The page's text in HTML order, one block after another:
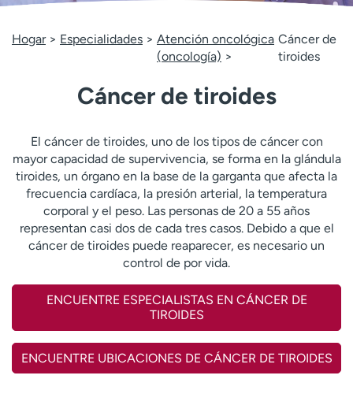
Ready. Set. CO.
Ensayos clínicos
Empleados
Profesionales
Asistencia financiera
Contáctenos Noticias e historias
y
ú
m
o
n
Hogar Especialidades
Atención oncológica
(oncología)
Cáncer de
tiroides
Cáncer de tiroides
El cáncer de tiroides, uno de los tipos de cáncer con
mayor capacidad de supervivencia, se forma en la glándula
tiroides, un órgano en la base de la garganta que afecta la
frecuencia cardíaca, la presión arterial, la temperatura
corporal y el peso. Las personas de 20 a 55 años
representan casi dos de cada tres casos. Debido a que el
cáncer de tiroides puede reaparecer, es necesario un
control de por vida.
ENCUENTRE ESPECIALISTAS EN CÁNCER DE
TIROIDES
ENCUENTRE UBICACIONES DE CÁNCER DE TIROIDES